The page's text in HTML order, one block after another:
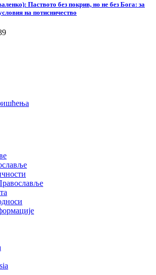
Паството без покрив, но не без Бога: за
на потисничество